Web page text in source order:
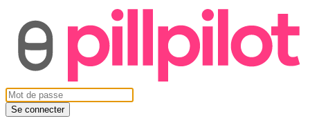
Se connecter